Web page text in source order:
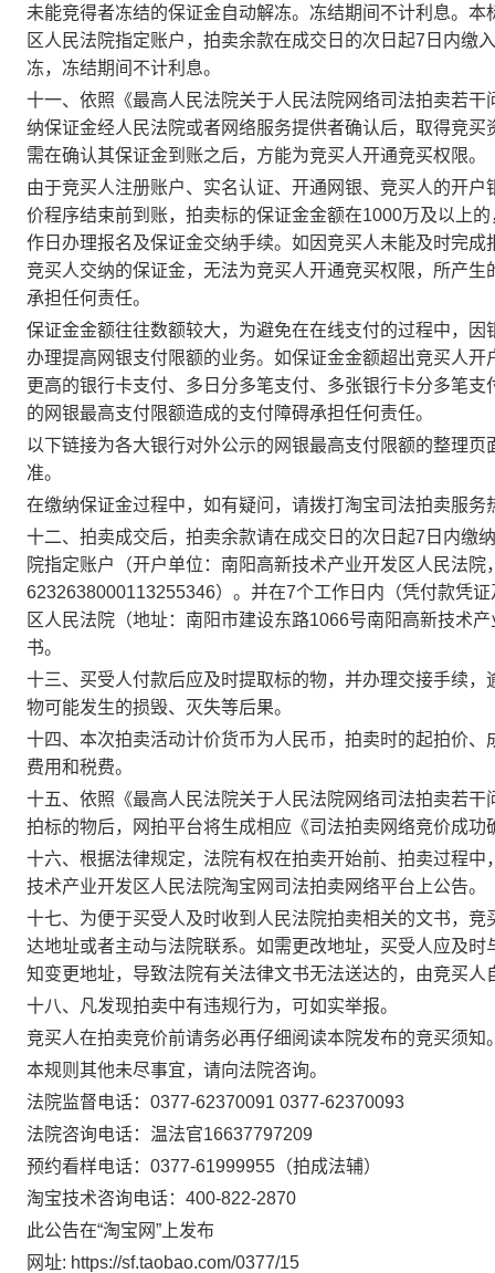
未能竞得者冻结的保证金自动解冻。冻结期间不计利息。
区人民法院指定账户，拍卖余款在成交日的次日起7 日内缴
冻，冻结期间不计利息。
十一、依照《最高人民法院关于人民法院网络司法拍卖若
纳保证金经人民法院或者网络服务提供者确认后，取得竞
需在确认其保证金到账之后，方能为竞买人开通竞买权限。
由于竞买人注册账户、实名认证、开通网银、竞买人的开
价程序结束前到账，拍卖标的保证金金额在1000万及以上
作日办理报名及保证金交纳手续。如因竞买人未能及时完
竞买人交纳的保证金，无法为竞买人开通竞买权限，所产
承担任何责任。
保证金金额往往数额较大，为避免在在线支付的过程中，
办理提高网银支付限额的业务。如保证金金额超出竞买人
更高的银行卡支付、多日分多笔支付、多张银行卡分多笔
的网银最高支付限额造成的支付障碍承担任何责任。
以下链接为各大银行对外公示的网银最高支付限额的整理
准。
在缴纳保证金过程中，如有疑问，请拨打淘宝司法拍卖服务
十二、拍卖成交后，拍卖余款请在成交日的次日起7 日内缴
院指定账户（开户单位：南阳高新技术产业开发区人民法
6232638000113255346）。并在7个工作日内（凭付款凭
区人民法院（地址：南阳市建设东路1066号南阳高新技术
书。
十三、买受人付款后应及时提取标的物，并办理交接手续
物可能发生的损毁、灭失等后果。
十四、本次拍卖活动计价货币为人民币，拍卖时的起拍价
费用和税费。
十五、依照《最高人民法院关于人民法院网络司法拍卖若干
拍标的物后，网拍平台将生成相应《司法拍卖网络竞价成
十六、根据法律规定，法院有权在拍卖开始前、拍卖过程
技术产业开发区人民法院淘宝网司法拍卖网络平台上公告。
十七、为便于买受人及时收到人民法院拍卖相关的文书，
达地址或者主动与法院联系。如需更改地址，买受人应及
知变更地址，导致法院有关法律文书无法送达的，由竞买
十八、凡发现拍卖中有违规行为，可如实举报。
竞买人在拍卖竞价前请务必再仔细阅读本院发布的竞买须知
本规则其他未尽事宜，请向法院咨询。
法院监督电话： 0377-62370091 0377-62370093
法院咨询电话：温法官16637797209
预约看样电话： 0377-61999955 （拍成法辅）
淘宝技术咨询电话： 400-822-2870
此公告在“淘宝网”上发布
网址: https://sf.taobao.com/0377/15